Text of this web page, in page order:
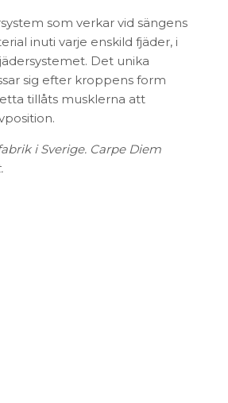
Plädar
Kuddar & täcken
Överkast
Dukning
som verkar vid sängens
inuti varje enskild fjäder, i
Det unika
sig efter kroppens form
tillåts musklerna att
i Sverige. Carpe Diem